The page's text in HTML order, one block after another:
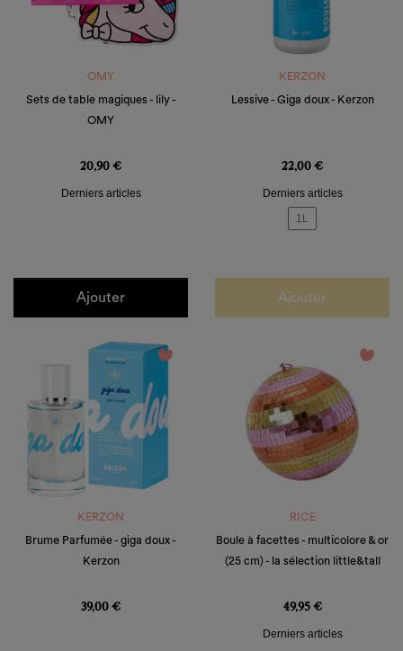
OMY
Sets de table magiques - lily -
OMY
20,90 €
Derniers articles
Ajouter
KERZON
Lessive - Giga doux - Kerzon
22,00 €
Derniers articles
1L
Ajouter
favorite_border
KERZON
Brume Parfumée - giga doux -
Kerzon
39,00 €
favorite_border
RICE
Boule à facettes - multicolore & or
(25 cm) - la sélection little&tall
49,95 €
Derniers articles